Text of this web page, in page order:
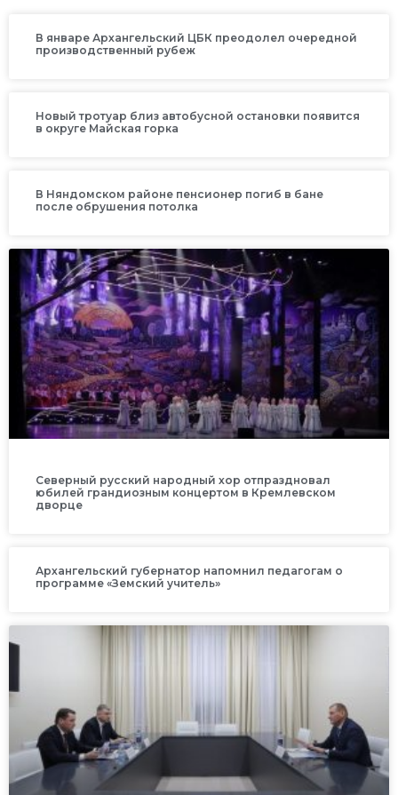
В январе Архангельский ЦБК преодолел очередной
производственный рубеж
Новый тротуар близ автобусной остановки появится
в округе Майская горка
В Няндомском районе пенсионер погиб в бане
после обрушения потолка
Северный русский народный хор отпраздновал
юбилей грандиозным концертом в Кремлевском
дворце
Архангельский губернатор напомнил педагогам о
программе «Земский учитель»